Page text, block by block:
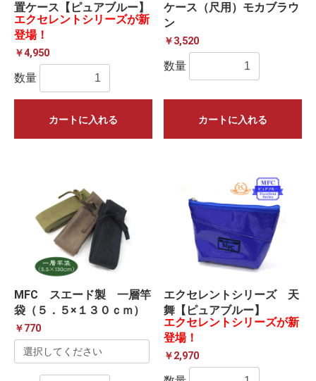
置ケース【ピュアブルー】
エクセレントシリーズが新
登場！
￥4,950
数量
カートに入れる
ケース（尺用）モカブラウ
ン
￥3,520
数量
カートに入れる
MFC スエード製 一層竿
袋（５．５×１３０ｃｍ）
￥770
エクセレントシリーズ 天
舞【ピュアブルー】
エクセレントシリーズが新
登場！
￥2,970